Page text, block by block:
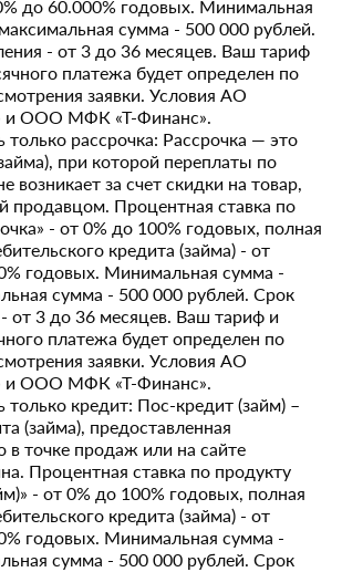
до 60.000% годовых. Минимальная
сумма - 500 000 рублей.
- от 3 до 36 месяцев. Ваш тариф
платежа будет определен по
заявки. Условия АО
и ООО МФК «Т-Финанс».
только рассрочка: Рассрочка — это
при которой переплаты по
возникает за счет скидки на товар,
продавцом. Процентная ставка по
- от 0% до 100% годовых, полная
кредита (займа) - от
годовых. Минимальная сумма -
сумма - 500 000 рублей. Срок
от 3 до 36 месяцев. Ваш тариф и
платежа будет определен по
заявки. Условия АО
и ООО МФК «Т-Финанс».
только кредит: Пос-кредит (займ) –
(займа), предоставленная
в точке продаж или на сайте
Процентная ставка по продукту
- от 0% до 100% годовых, полная
кредита (займа) - от
годовых. Минимальная сумма -
сумма - 500 000 рублей. Срок